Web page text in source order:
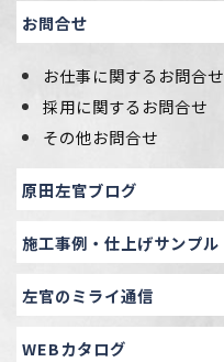
お問合せ
お仕事に関するお問合せ
採用に関するお問合せ
その他お問合せ
原田左官ブログ
施工事例・仕上げサンプル
左官のミライ通信
WEBカタログ